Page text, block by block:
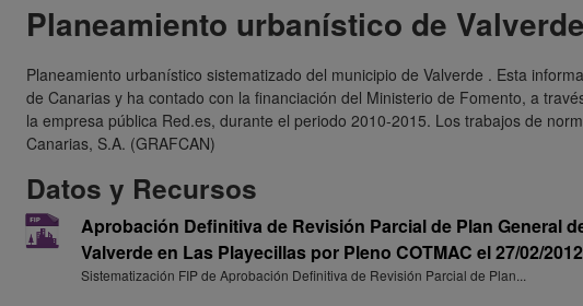
Planeamiento urbanístico de Valverde
Planeamiento urbanístico sistematizado del municipio de Valverde . Esta
de Canarias y ha contado con la financiación del Ministerio de Fomento, a
la empresa pública Red.es, durante el periodo 2010-2015. Los trabajos de
Canarias, S.A. (GRAFCAN)
Datos y Recursos
Aprobación Definitiva de Revisión Parcial de Plan General
Valverde en Las Playecillas por Pleno COTMAC el 27/02/2012
Sistematización FIP de Aprobación Definitiva de Revisión Parcial de Plan...